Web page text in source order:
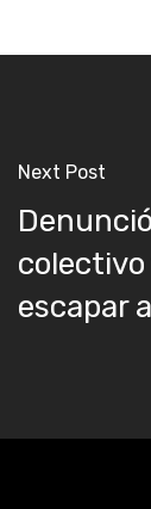
Next Post
colectivo
escapar